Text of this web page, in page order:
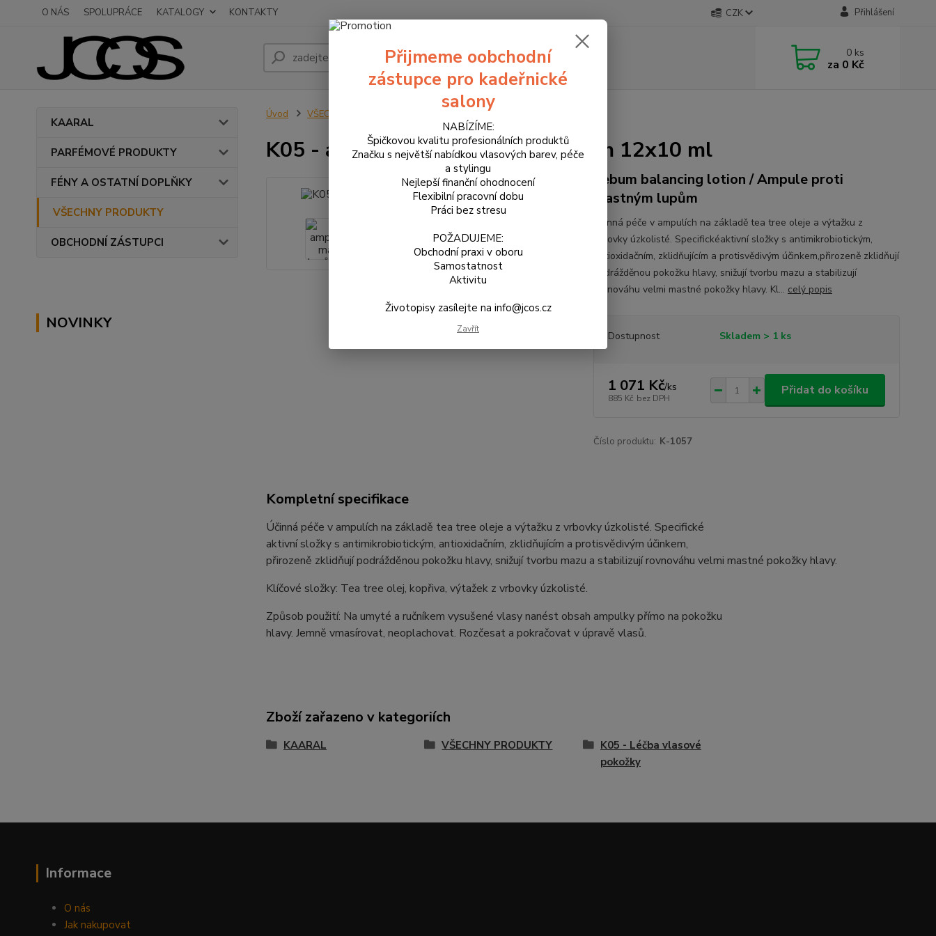
O NÁS SPOLUPRÁCE KATALOGY KONTAKTY CZK Přihlášení
Hledat 0 ks
za 0 Kč
KAARAL
PARFÉMOVÉ PRODUKTY
FÉNY A OSTATNÍ DOPLŇKY
VŠECHNY PRODUKTY
OBCHODNÍ ZÁSTUPCI
NOVINKY
Úvod VŠECHNY PRODUKTY K05 - ampule proti mastným lupům 12x10 ml
K05 - ampule proti mastným lupům 12x10 ml
Sebum balancing lotion / Ampule proti
mastným lupům
Účinná péče v ampulích na základě tea tree oleje a výtažku z
vrbovky úzkolisté. Specifickéaktivní složky s antimikrobiotickým,
antioxidačním, zklidňujícím a protisvědivým účinkem,přirozeně zklidňují
podrážděnou pokožku hlavy, snižují tvorbu mazu a stabilizují
rovnováhu velmi mastné pokožky hlavy. Kl... celý popis
Dostupnost Skladem > 1 ks
1 071 Kč/ks
885 Kč bez DPH
Přidat do košíku
Číslo produktu: K-1057
Kompletní specifikace
Účinná péče v ampulích na základě tea tree oleje a výtažku z vrbovky úzkolisté. Specifické
aktivní složky s antimikrobiotickým, antioxidačním, zklidňujícím a protisvědivým účinkem,
přirozeně zklidňují podrážděnou pokožku hlavy, snižují tvorbu mazu a stabilizují rovnováhu velmi mastné pokožky hlavy.
Klíčové složky: Tea tree olej, kopřiva, výtažek z vrbovky úzkolisté.
Způsob použití: Na umyté a ručníkem vysušené vlasy nanést obsah ampulky přímo na pokožku
hlavy. Jemně vmasírovat, neoplachovat. Rozčesat a pokračovat v úpravě vlasů.
Zboží zařazeno v kategoriích
KAARAL VŠECHNY PRODUKTY
K05 - Léčba vlasové
pokožky
Informace
O nás
Jak nakupovat
Přijmeme oobchodní
zástupce pro kadeřnické
salony
NABÍZÍME:
Špičkovou kvalitu profesionálních produktů
Značku s největší nabídkou vlasových barev, péče
a stylingu
Nejlepší finanční ohodnocení
Flexibilní pracovní dobu
Práci bez stresu
POŽADUJEME:
Obchodní praxi v oboru
Samostatnost
Aktivitu
Životopisy zasílejte na info@jcos.cz
Zavřít